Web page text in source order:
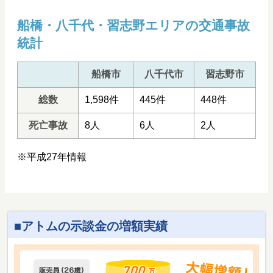
船橋・八千代・習志野エリアの交通事故
統計
船橋市 八千代市 習志野市
総数 1,598件 445件 448件
死亡事故 8人 6人 2人
※平成27年情報
アトムの示談金の増額実績